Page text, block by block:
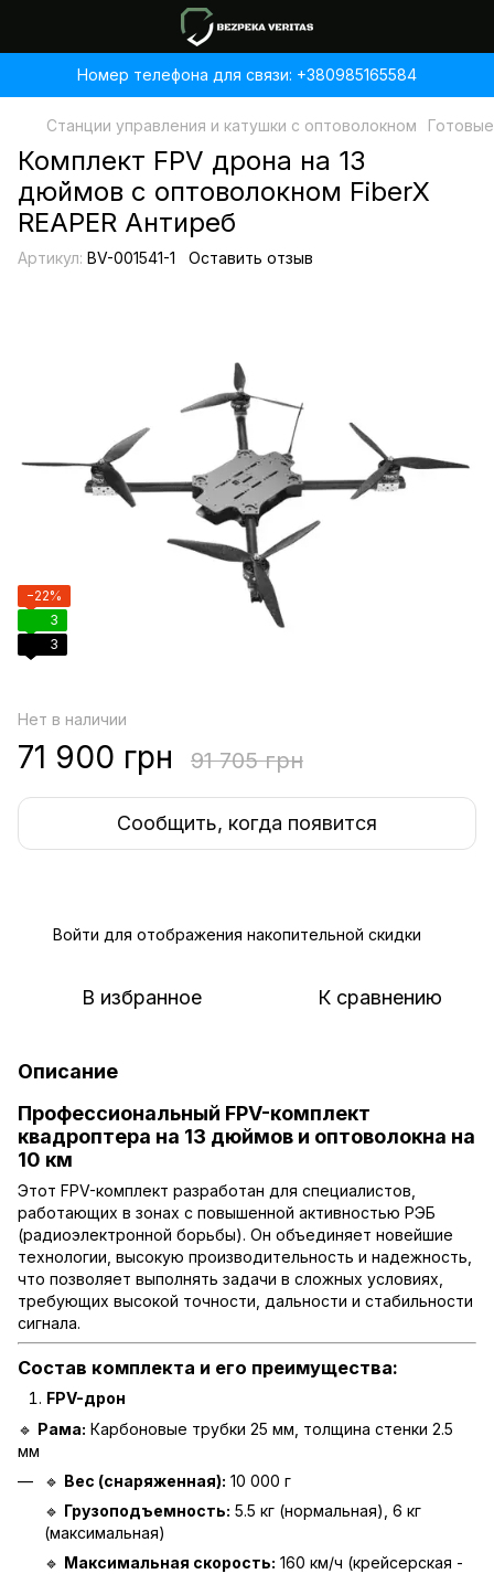
Номер телефона для связи: +380985165584
Станции управления и катушки с оптоволокном
Комплект FPV дрона на 13
дюймов с оптоволокном FiberX
REAPER Антиреб
Артикул: BV-001541-1 Оставить отзыв
−22%
3
3
Нет в наличии
71 900 грн 91 705 грн
Сообщить, когда появится
Войти для отображения накопительной скидки
В избранное К сравнению
Описание
Профессиональный FPV-комплект
квадроптера на 13 дюймов и оптоволокна на
10 км
Этот FPV-комплект разработан для специалистов,
работающих в зонах с повышенной активностью РЭБ
(радиоэлектронной борьбы). Он объединяет новейшие
технологии, высокую производительность и надежность,
что позволяет выполнять задачи в сложных условиях,
требующих высокой точности, дальности и стабильности
сигнала.
Состав комплекта и его преимущества:
FPV-дрон
🔹 Рама: Карбоновые трубки 25 мм, толщина стенки 2.5
мм
🔹 Вес (снаряженная): 10 000 г
🔹 Грузоподъемность: 5.5 кг (нормальная), 6 кг
(максимальная)
🔹 Максимальная скорость: 160 км/ч (крейсерская -